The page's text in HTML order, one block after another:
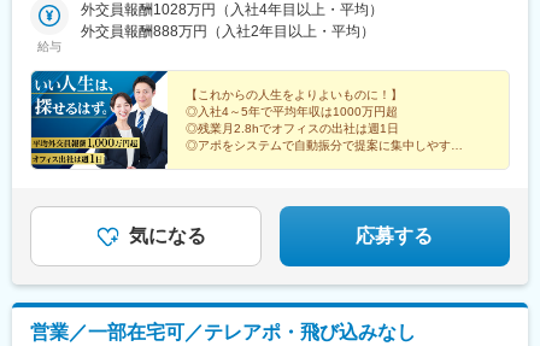
都宮駅東口駅、秩父駅、千葉中央駅、東海神駅、神保町駅、湯島
駅、小伝馬町駅、仲御徒町駅、奥沢駅、立川南駅、秋葉原駅、日
駅、新豊橋駅、栄駅(愛知県)、大津駅、丸太町駅(京都市営)、四ツ
橋駅、大阪梅田駅(阪神線)、神戸三宮駅(阪急・神戸高速)、田町駅
(岡山県)、松川町駅、本通駅、瓦町駅、南堀端駅、デンテツターミ
ナルビル前駅、平和通駅、大橋駅(長崎県)、佐世保駅、九品寺交差
点駅、甲東中学校前駅、県庁前駅(沖縄県)
ご確認ください。
駅、南長井駅、さくらんぼ東根駅、郡山駅(福島県)、いわき駅、福
島駅(福島県)、小見川駅、つくば駅、偕楽園駅、東宿郷駅、小山
(埼玉県)、川越駅、御花畑駅、南浦和駅、東松山駅、深谷駅、葭川
公園駅、京成成田駅、海浜幕張駅、船橋駅、柏駅、水道橋駅、末
広町駅(東京都)、馬喰町駅、吉祥寺駅、町田駅、自由が丘駅、立川
駅、京王八王子駅、岩本町駅、日本大通り駅、伊勢佐木長者町
駅、藤沢駅、平塚駅、沼津駅、高島町駅、馬車道駅、みなとみら
前駅(長野県)、信濃荒井駅、電気ビル前駅、北鉄金沢駅、仁愛女子
高校駅、敦賀駅、西岐阜駅、高山駅、多治見駅、新静岡駅、富士
駅、手柄駅、新大宮駅、和歌山市駅、鳥取駅、松江駅、電鉄出雲
市駅、岡山駅前駅、銀山町駅、福山駅、袋町駅、新山口駅、徳山
給与
外交員報酬1028万円（入社4年目以上・平均）
外交員報酬888万円（入社2年目以上・平均）
【これからの人生をよりよいものに！】
◎入社4～5年で平均年収は1000万円超
◎残業月2.8hでオフィスの出社は週1日
◎アポをシステムで自動振分で提案に集中しやすい
気になる 応募する
営業／一部在宅可／テレアポ・飛び込みなし